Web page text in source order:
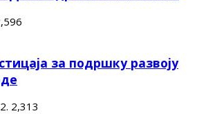
за подршку развоју
2,313